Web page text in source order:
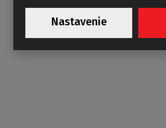
Nastavenie